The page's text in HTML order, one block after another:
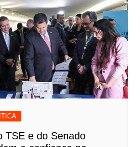
TSE e do Senado